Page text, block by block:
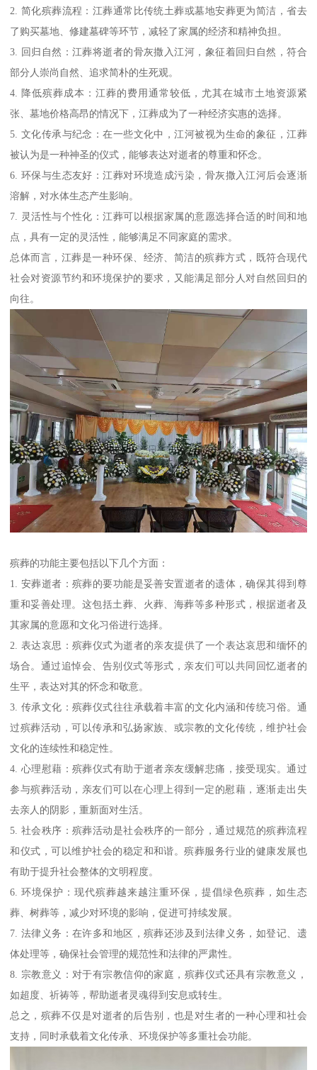
2. 简化殡葬流程：江葬通常比传统土葬或墓地安葬更为简洁，省去
了购买墓地、修建墓碑等环节，减轻了家属的经济和精神负担。
3. 回归自然：江葬将逝者的骨灰撒入江河，象征着回归自然，符合
部分人崇尚自然、追求简朴的生死观。
4. 降低殡葬成本：江葬的费用通常较低，尤其在城市土地资源紧
张、墓地价格高昂的情况下，江葬成为了一种经济实惠的选择。
5. 文化传承与纪念：在一些文化中，江河被视为生命的象征，江葬
被认为是一种神圣的仪式，能够表达对逝者的尊重和怀念。
6. 环保与生态友好：江葬对环境造成污染，骨灰撒入江河后会逐渐
溶解，对水体生态产生影响。
7. 灵活性与个性化：江葬可以根据家属的意愿选择合适的时间和地
点，具有一定的灵活性，能够满足不同家庭的需求。
总体而言，江葬是一种环保、经济、简洁的殡葬方式，既符合现代
社会对资源节约和环境保护的要求，又能满足部分人对自然回归的
向往。
殡葬的功能主要包括以下几个方面：
1. 安葬逝者：殡葬的要功能是妥善安置逝者的遗体，确保其得到尊
重和妥善处理。这包括土葬、火葬、海葬等多种形式，根据逝者及
其家属的意愿和文化习俗进行选择。
2. 表达哀思：殡葬仪式为逝者的亲友提供了一个表达哀思和缅怀的
场合。通过追悼会、告别仪式等形式，亲友们可以共同回忆逝者的
生平，表达对其的怀念和敬意。
3. 传承文化：殡葬仪式往往承载着丰富的文化内涵和传统习俗。通
过殡葬活动，可以传承和弘扬家族、或宗教的文化传统，维护社会
文化的连续性和稳定性。
4. 心理慰藉：殡葬仪式有助于逝者亲友缓解悲痛，接受现实。通过
参与殡葬活动，亲友们可以在心理上得到一定的慰藉，逐渐走出失
去亲人的阴影，重新面对生活。
5. 社会秩序：殡葬活动是社会秩序的一部分，通过规范的殡葬流程
和仪式，可以维护社会的稳定和和谐。殡葬服务行业的健康发展也
有助于提升社会整体的文明程度。
6. 环境保护：现代殡葬越来越注重环保，提倡绿色殡葬，如生态
葬、树葬等，减少对环境的影响，促进可持续发展。
7. 法律义务：在许多和地区，殡葬还涉及到法律义务，如登记、遗
体处理等，确保社会管理的规范性和法律的严肃性。
8. 宗教意义：对于有宗教信仰的家庭，殡葬仪式还具有宗教意义，
如超度、祈祷等，帮助逝者灵魂得到安息或转生。
总之，殡葬不仅是对逝者的后告别，也是对生者的一种心理和社会
支持，同时承载着文化传承、环境保护等多重社会功能。